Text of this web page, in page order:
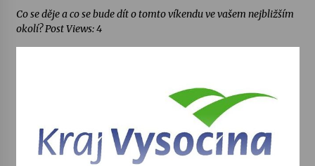
Co se děje a co se bude dít o tomto víkendu ve vašem nejbližším
okolí? Post Views: 4